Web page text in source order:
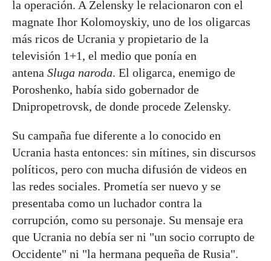
la operación. A Zelensky le relacionaron con el
magnate Ihor Kolomoyskiy, uno de los oligarcas
más ricos de Ucrania y propietario de la
televisión 1+1, el medio que ponía en
antena Sluga naroda. El oligarca, enemigo de
Poroshenko, había sido gobernador de
Dnipropetrovsk, de donde procede Zelensky.
Su campaña fue diferente a lo conocido en
Ucrania hasta entonces: sin mítines, sin discursos
políticos, pero con mucha difusión de videos en
las redes sociales. Prometía ser nuevo y se
presentaba como un luchador contra la
corrupción, como su personaje. Su mensaje era
que Ucrania no debía ser ni "un socio corrupto de
Occidente" ni "la hermana pequeña de Rusia".